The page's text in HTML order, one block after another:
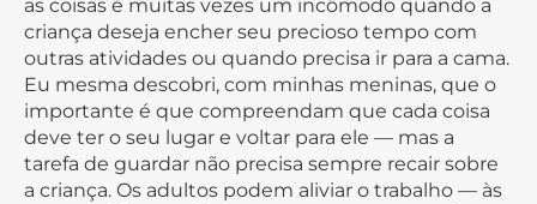
as coisas é muitas vezes um incômodo quando a
criança deseja encher seu precioso tempo com
outras atividades ou quando precisa ir para a cama.
Eu mesma descobri, com minhas meninas, que o
importante é que compreendam que cada coisa
deve ter o seu lugar e voltar para ele — mas a
tarefa de guardar não precisa sempre recair sobre
a criança. Os adultos podem aliviar o trabalho — às